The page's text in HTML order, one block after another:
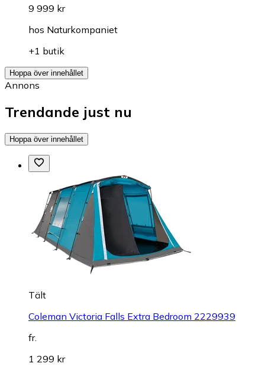
9 999 kr
hos Naturkompaniet
+1 butik
Hoppa över innehållet
Annons
Trendande just nu
Hoppa över innehållet
Tält
Coleman Victoria Falls Extra Bedroom 2229939
fr.
1 299 kr